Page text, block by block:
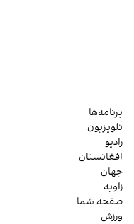
برنامه‌ها
تلویزیون
رادیو
افغانستان
جهان
زاویه
صفحه شما
ورزش